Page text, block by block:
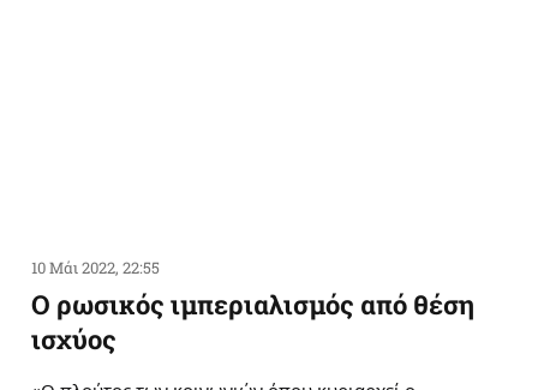
10 Μάι 2022, 22:55
Ο ρωσικός ιμπεριαλισμός από θέση
ισχύος